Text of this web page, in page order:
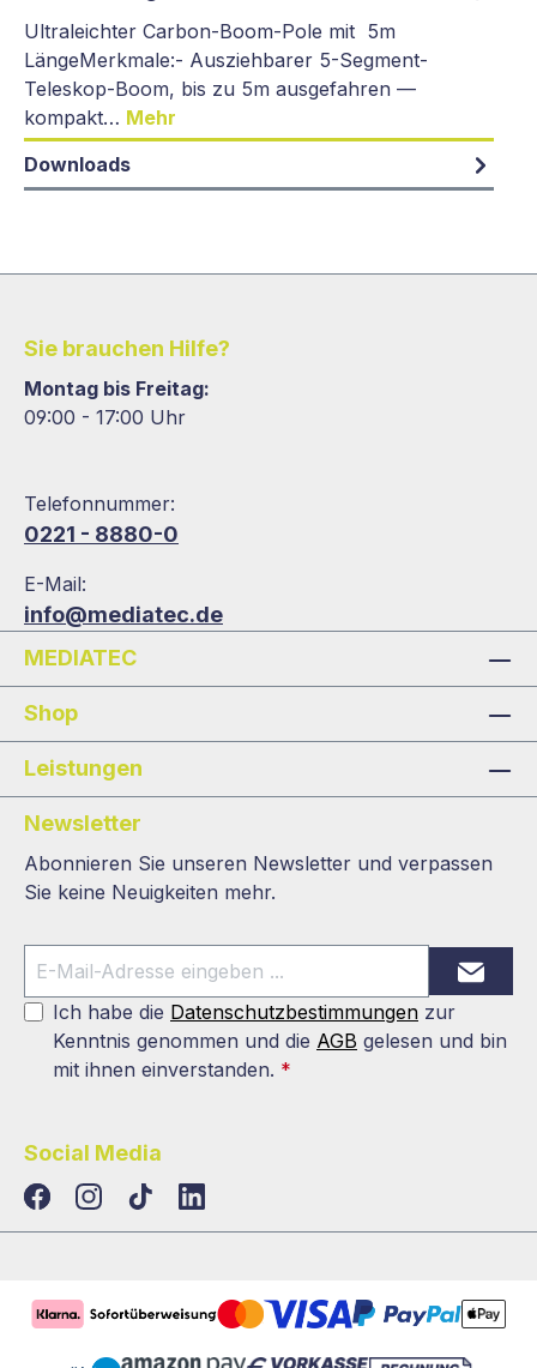
Ultraleichter Carbon-Boom-Pole mit 5m
LängeMerkmale:- Ausziehbarer 5-Segment-
Teleskop-Boom, bis zu 5m ausgefahren —
kompakt… Mehr
Downloads
Sie brauchen Hilfe?
Montag bis Freitag:
09:00 - 17:00 Uhr
Telefonnummer:
0221 - 8880-0
E-Mail:
info@mediatec.de
MEDIATEC
Shop
Leistungen
Newsletter
Abonnieren Sie unseren Newsletter und verpassen
Sie keine Neuigkeiten mehr.
Ich habe die Datenschutzbestimmungen zur
Kenntnis genommen und die AGB gelesen und bin
mit ihnen einverstanden. *
Social Media
TikTokLinkedIn